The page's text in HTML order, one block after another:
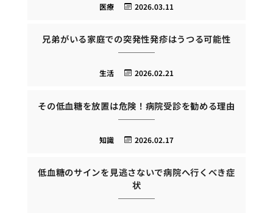
2026.03.11
医療
兄弟がいる家庭での突発性発疹はうつる可能性
2026.02.21
生活
その低血糖を放置は危険！病院受診を勧める理由
2026.02.17
知識
低血糖のサインを見逃さないで病院へ行くべき症
状